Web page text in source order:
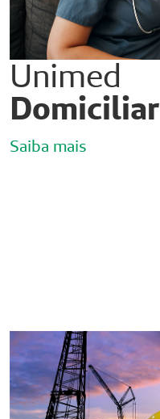
Unimed
Domiciliar
Saiba mais